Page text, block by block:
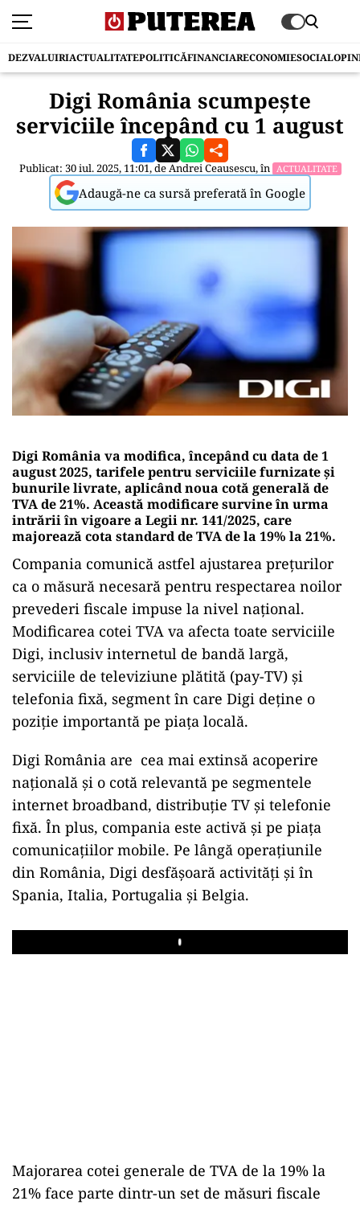
DEZVALUIRIACTUALITATEPOLITICĂFINANCIARECONOMIESOCIAL
Digi România scumpește
serviciile începând cu 1 august
Publicat: 30 iul. 2025, 11:01, deAndrei Ceausescu, în ACTUALITATE
Adaugă-ne ca sursă preferată în Google
Digi România va modifica, începând cu data de 1
august 2025, tarifele pentru serviciile furnizate și
bunurile livrate, aplicând noua cotă generală de
TVA de 21%. Această modificare survine în urma
intrării în vigoare a Legii nr. 141/2025, care
majorează cota standard de TVA de la 19% la 21%.
Compania comunică astfel ajustarea prețurilor
ca o măsură necesară pentru respectarea noilor
prevederi fiscale impuse la nivel național.
Modificarea cotei TVA va afecta toate serviciile
Digi, inclusiv internetul de bandă largă,
serviciile de televiziune plătită (pay-TV) și
telefonia fixă, segment în care Digi deține o
poziție importantă pe piața locală.
Digi România are cea mai extinsă acoperire
națională și o cotă relevantă pe segmentele
internet broadband, distribuție TV și telefonie
fixă. În plus, compania este activă și pe piața
comunicațiilor mobile. Pe lângă operațiunile
din România, Digi desfășoară activități și în
Spania, Italia, Portugalia și Belgia.
Play
Majorarea cotei generale de TVA de la 19% la
21% face parte dintr-un set de măsuri fiscale